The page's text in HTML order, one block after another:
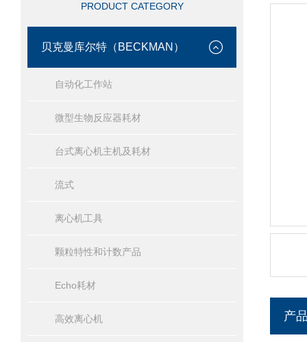
PRODUCT CATEGORY
贝克曼库尔特（BECKMAN）
自动化工作站
微型生物反应器耗材
台式离心机主机及耗材
流式
离心机工具
颗粒特性和计数产品
Echo耗材
高效离心机 产